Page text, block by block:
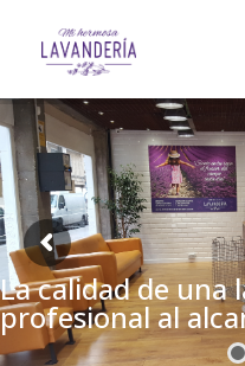
La calidad de una
profesional al